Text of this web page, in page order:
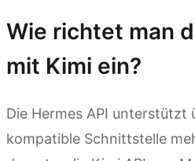
Wie richtet man
mit Kimi ein?
Die Hermes API unterstützt
kompatible Schnittstelle